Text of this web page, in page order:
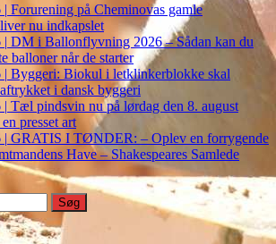
| Forurening på Cheminovas gamle
nu indkapslet
| DM i Ballonflyvning 2026 – Sådan kan du
balloner når de starter
| Byggeri: Biokul i letklinkerblokke skal
i dansk byggeri
| Tæl pindsvin nu på lørdag den 8. august
presset art
| GRATIS I TØNDER: – Oplev en forrygende
Have – Shakespeares Samlede